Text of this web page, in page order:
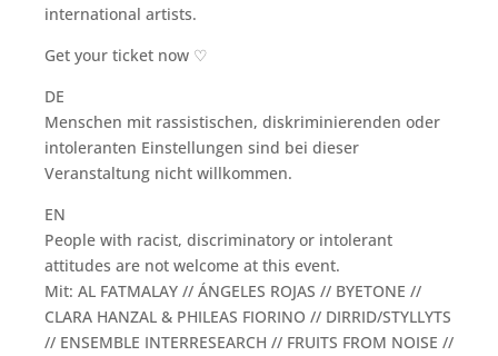
international artists.
Get your ticket now ♡
DE
Menschen mit rassistischen, diskriminierenden oder
intoleranten Einstellungen sind bei dieser
Veranstaltung nicht willkommen.
EN
People with racist, discriminatory or intolerant
attitudes are not welcome at this event.
Mit: AL FATMALAY // ÁNGELES ROJAS // BYETONE //
CLARA HANZAL & PHILEAS FIORINO // DIRRID/STYLLYTS
// ENSEMBLE INTERRESEARCH // FRUITS FROM NOISE //